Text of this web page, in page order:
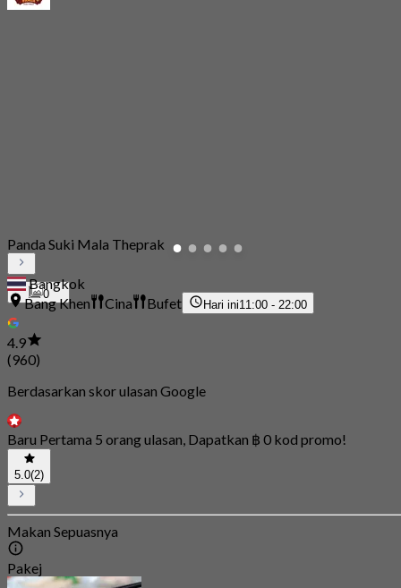
0
Panda Suki Mala Theprak
Bangkok
Bang Khen
Cina Bufet Hari ini11:00 - 22:00
4.9
(960)
Berdasarkan skor ulasan Google
Baru Pertama 5 orang ulasan, Dapatkan ฿ 0 kod promo!
5.0(2)
Makan Sepuasnya
Pakej